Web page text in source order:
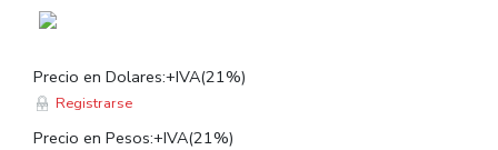
Precio en Dolares:+IVA(21%)
Registrarse
Precio en Pesos:+IVA(21%)